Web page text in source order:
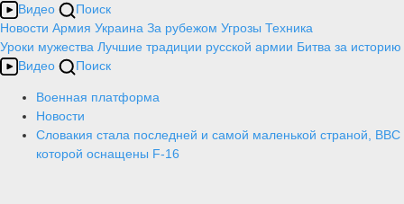
Видео
Поиск
Новости Армия Украина За рубежом Угрозы Техника
Уроки мужества Лучшие традиции русской армии Битва за историю
Видео
Поиск
Военная платформа
Новости
Словакия стала последней и самой маленькой страной, ВВС
которой оснащены F-16